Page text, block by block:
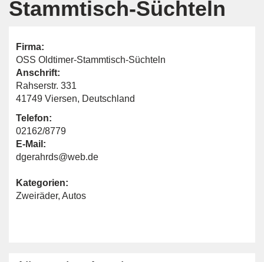
Stammtisch-Süchteln
Firma:
OSS Oldtimer-Stammtisch-Süchteln
Anschrift:
Rahserstr. 331
41749 Viersen, Deutschland
Telefon:
02162/8779
E-Mail:
dgerahrds@web.de
Kategorien:
Zweiräder, Autos